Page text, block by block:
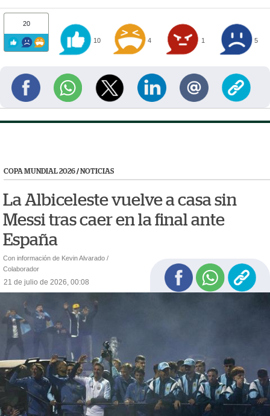
20
10 4 1 5
COPA MUNDIAL 2026/ NOTICIAS
La Albiceleste vuelve a casa sin
Messi tras caer en la final ante
España
Con información de Kevin Alvarado /
Colaborador
21 de julio de 2026, 00:08